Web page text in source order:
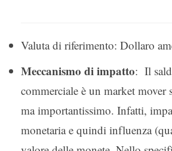
Valuta di riferimento: Dollaro
Meccanismo di impatto: Il
commerciale è un market mover
ma importantissimo. Infatti,
monetaria e quindi influenza